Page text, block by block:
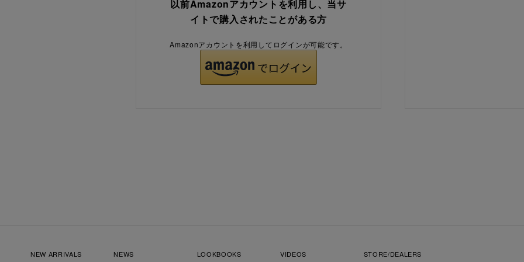
以前Amazonアカウントを利用し、当サ
イトで購入されたことがある方
Amazonアカウントを利用してログインが可能です。
NEW ARRIVALS NEWS LOOKBOOKS VIDEOS STORE/DEALERS